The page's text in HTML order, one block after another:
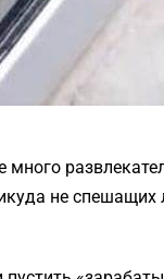
много
не спешащих